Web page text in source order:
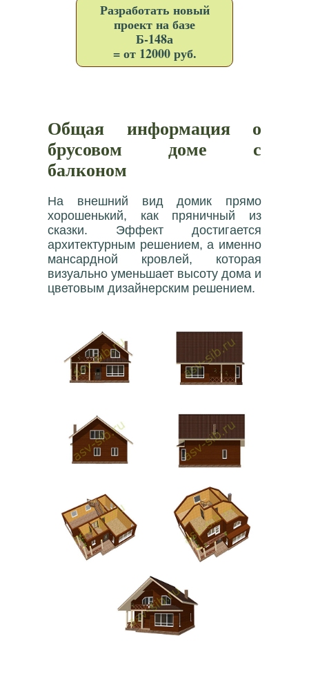
Разработать новый
проект на базе
Б-148а
= от 12000 руб.
Общая информация о
брусовом доме с
балконом
На внешний вид домик прямо
хорошенький, как пряничный из
сказки. Эффект достигается
архитектурным решением, а именно
мансардной кровлей, которая
визуально уменьшает высоту дома и
цветовым дизайнерским решением.